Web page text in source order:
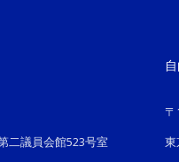
二議員会館523号室
〒
東